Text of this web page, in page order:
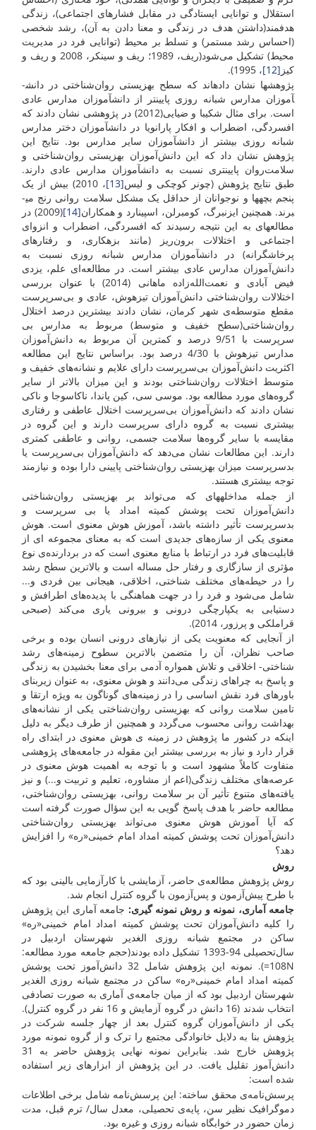
استقلال و توانایی ایستادگی در مقابل فشار‌های اجتماعی)، زندگی
هدفمند(داشتن هدف در زندگی و معنا دادن به آن)، رشد شخصی
(احساس رشد مستمر) و تسلط بر محیط (توانایی فرد در مدیریت
محیط) تشکیل می‌شود(ریف، 1989؛ ریف و سینکر، 2008 و ریف و
کیز [12]
، 1995).
پژوهش­ها نشان داده­اند که سطح بهزیستی روان‌شناختی در دانش­
آموزان مدارس شبانه روزی پایین­تر از دانش­آموزان مدارس عادی
است. برای مثال شکیبا و ضیایی(2012) در پژوهشی نشان دادند که
افسردگی، اضطراب و افکار پارانویا در دانش­آموزان دختر مدارس
شبانه روزی بیشتر از دانش­آموزان سایر مدارس بود. نتایج این
پژوهش نشان داد که این دانش‌آموزان بهزیستی روان‌شناختی و
سلامت‌روان پایین­تری نسبت به دانش­آموزان مدارس عادی دارند.
طبق نتایج پژوهش (چونر کوچکی و لیس[13]
، 2010) بیش از یک
پنجم بچه­ها و نوجوانان از حداقل یک مشکل سلامت روانی رنج می­
برند. همچنین ایزنبرگ، کومبرلن، اسپینارد و همکاران[14]
(2009) در
مطالعه­ای به این نتیجه رسیدند که افسردگی، اضطراب و انزوای
اجتماعی و اختلالات برون‌ریز (مانند بزهکاری، و رفتارهای
پرخاشگرانه) در دانش­آموزان مدارس شبانه روزی نسبت به
دانش‌آموزان مدارس عادی بیشتر است. در مطالعه‌ای علم، یزدی
فیض آبادی و نعمت‌الله‌زاده ماهانی (2014) با عنوان بررسی
اختلالات روان‌شناختی دانش‌آموزان تیزهوش، عادی و بی‌سرپرست
مقطع متوسطه‌ی شهر کرمان، نشان دادند بیشترین درصد اختلال
روان‌شناختی(سطح خفیف و متوسط) مربوط به مدارس بی
سرپرست با 9/51 درصد و کمترین آن مربوط به دانش‌آموزان
مدارس تیزهوش با 4/30 درصد بود. براساس نتایج این مطالعه
اکثریت دانش‌آموزان بی‌سرپرست دارای علایم و نشانه‌های خفیف و
متوسط اختلالات روان‌شناختی بودند و این میزان بالاتر از سایر
گروه‌های مورد مطالعه بود. موسی سی، کین یاندا، ناکاسوجا و ناکی
نشان دادند که دانش‌آموزان بی‌سرپرست اختلال عاطفی و رفتاری
بیشتری نسبت به گروه دارای سرپرست دارند و این گروه در
مقایسه با سایر گروه‌ها سلامت جسمی، روانی و عاطفی کمتری
دارند. این مطالعات نشان می‌دهد که دانش‌آموزان بی‌سرپرست یا
بدسرپرست میزان بهزیستی روان‌شناختی پایینی دارا بوده و نیازمند
توجه بیشتری هستند.
از جمله مداخله­های که می‌تواند بر بهزیستی روان‌شناختی
دانش‌آموزان تحت پوشش کمیته امداد یا بی سرپرست و
بدسرپرست تأثیر داشته باشد، آموزش هوش معنوی است. هوش
معنوی یکی از سازه‌های جدیدی است که به معنای مجموعه ای از
قابلیت‌های فرد در ارتباط با منابع معنوی است که در بردارنده‌ی نوع
مؤثری از سازگاری و رفتار حل مساله است و بالاترین سطح رشد
را در حیطه‌های مختلف شناختی، اخلاقی، هیجانی بین فردی و...
شامل می‌شود و فرد را در جهت هماهنگی با پدیده‌های اطرافش و
دستیابی به یکپارچگی درونی و بیرونی یاری می‌کند (صبحی
قراملکی و پرزور، 2014).
از آنجایی که معنویت یکی از نیازهای درونی انسان بوده و برخی
صاحب نظران، آن را متضمن بالاترین سطوح زمینه‌های رشد
شناختی- اخلاقی و تلاش همواره آدمی برای معنا بخشیدن به زندگی
و پاسخ به چراهای زندگی می‌دانند و هوش معنوی، به عنوان زیربنای
باورهای فرد نقش اساسی را در زمینه‌های گوناگون به ویژه ارتقا و
تامین سلامت روانی که بهزیستی روان‌شناختی یکی از نشانه‌های
بهداشت روانی محسوب می‌گردد و همچنین از طرف دیگر به دلیل
اینکه در کشور ما پژوهش در زمینه ی هوش معنوی در ابتدای راه
قرار دارد و نیاز به بررسی بیشتر این مقوله در جامعه‌های پژوهشی
متفاوت کاملاً مشهود است و با توجه به اهمیت هوش معنوی در
عرصه‌های مختلف زندگی(اعم از مشاوره، تعلیم و تربیت و...) و نیز
یافته‌های متنوع تأثیر آن بر سلامت روانی، بهزیستی روان‌شناختی،
مطالعه حاضر با هدف پاسخ گویی به این سؤال صورت گرفته است
که آیا آموزش هوش معنوی می‌تواند بهزیستی روان‌شناختی
دانش‌آموزان تحت پوشش کمیته امداد امام خمینی«ره» را افزایش
دهد؟
روش
روش پژوهش مطالعه‌ی حاضر، آزمایشی با کارآزمایی بالینی بود که
با طرح پیش‌آزمون و پس‌آزمون با گروه کنترل انجام شد.
جامعه آماری، نمونه و روش نمونه گیری: جامعه آماری این پژوهش
را کلیه دانش‌آموزان تحت پوشش کمیته امداد امام خمینی«ره»
ساکن در مجتمع شبانه روزی الغدیر شهرستان اردبیل در
سال‌تحصیلی 94-1393 تشکیل داده بودند(حجم جامعه مورد مطالعه:
108N=). نمونه این پژوهش شامل 32 دانش‌آموز تحت پوشش
کمیته امداد امام خمینی«ره» ساکن در مجتمع شبانه روزی الغدیر
شهرستان اردبیل بود که از میان جامعه‌ی آماری به صورت تصادفی
انتخاب شدند (16 دانش در گروه آزمایش و 16 نفر در گروه کنترل).
یکی از دانش‌آموزان گروه کنترل بعد از چهار جلسه شرکت در
پژوهش بنا به دلایل خانوادگی مجتمع را ترک و از گروه نمونه مورد
پژوهش خارج شد. بنابراین نمونه نهایی پژوهش حاضر به 31
دانش‌آموز تقلیل یافت. در این پژوهش از ابزارهای زیر استفاده
شده است:
پرسش‌نامه‌ی محقق ساخته: این پرسش‌نامه شامل برخی اطلاعات
دموگرافیک نظیر سن، پایه‌ی تحصیلی، معدل سال/ ترم قبل، مدت
زمان حضور در خوابگاه شبانه روزی و غیره بود.